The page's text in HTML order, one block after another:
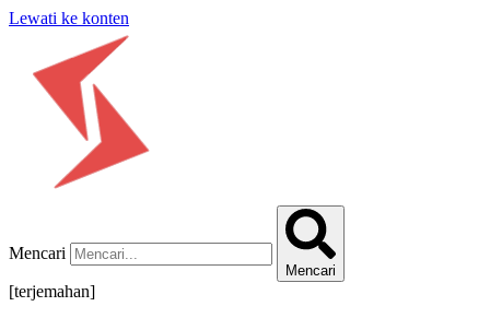
Lewati ke konten
Mencari
Mencari
[terjemahan]